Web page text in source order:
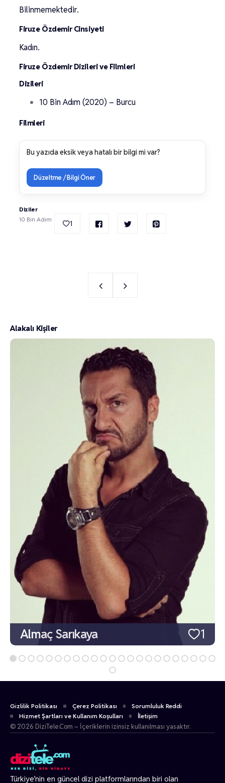
Bilinmemektedir.
Firuze Özdemir Cinsiyeti
Kadın.
Firuze Özdemir Dizileri ve Filmleri
Dizileri
10 Bin Adım (2020) – Burcu
Filmleri
Bu yazıda eksik veya hatalı bir bilgi mi var?
Düzeltme / Bilgi Öner
Diziler
10 Bin Adım
1
Alakalı Kişiler
1
Almaç Sarıkaya
Türkiye’nin en güncel dizi platformlarından biri olan
Gizlilik Politikası Çerez Politikası
Sorumluluk Reddi
Hizmet Şartları ve Kullanım Koşulları
İletişim
© 2026 DiziTele.Com – İçeriklerin izinsiz kullanılması yasaktır.